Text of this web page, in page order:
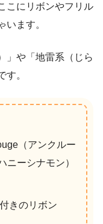
こにリボンやフリル
います。
」や「地雷系（じら
す。
（アンクルー
ニーシナモン）
きのリボン